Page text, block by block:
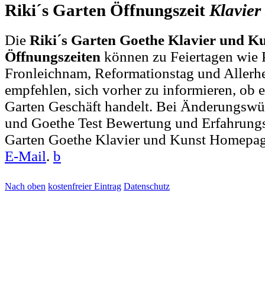
Riki´s Garten Öffnungszeit Klavier
Die Riki´s Garten Goethe Klavier und
Öffnungszeiten können zu Feiertagen wie
Fronleichnam, Reformationstag und
empfehlen, sich vorher zu informieren, ob
Garten Geschäft handelt. Bei
und Goethe Test Bewertung und
Garten Goethe Klavier und Kunst
E-Mail. b
Nach oben kostenfreier Eintrag Datenschutz